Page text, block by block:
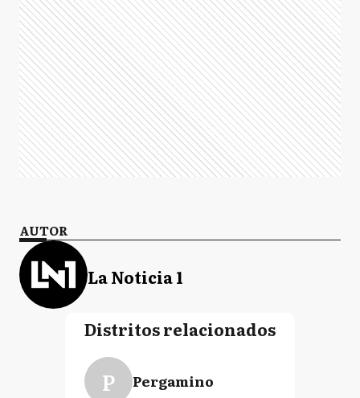
AUTOR
La Noticia 1
Distritos relacionados
P Pergamino